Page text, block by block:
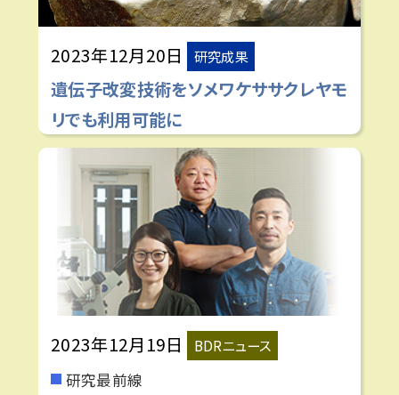
2023年12月20日 研究成果
遺伝子改変技術をソメワケササクレヤモ
リでも利用可能に
2023年12月19日 BDRニュース
研究最前線